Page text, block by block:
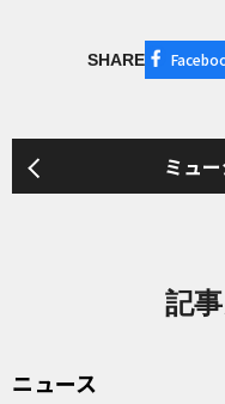
SHARE
ミュ
記
ニュース